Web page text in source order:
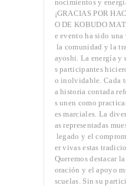
nocimientos y
¡GRACIAS POR
O DE KOBUDO
e evento ha sido
la comunidad y la
ayoshi. La energía y
s participantes
o inolvidable. Cada
a historia contada
s unen como
es marciales. La
as representadas
legado y el
er vivas estas
Queremos destacar
oración y el apoyo
scuelas. Sin su